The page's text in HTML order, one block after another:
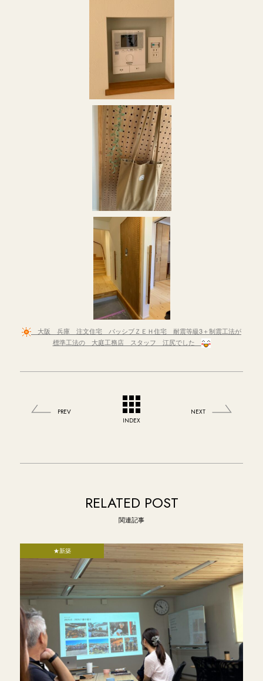
大阪 兵庫 注文住宅 パッシブＺＥＨ住宅 耐震等級3＋制震工法が
標準工法の 大庭工務店 スタッフ 江尻でした
PREV
INDEX
NEXT
RELATED POST
関連記事
★新築